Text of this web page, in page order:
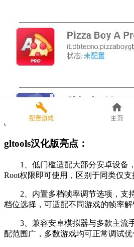
gltools汉化版亮点：
1、低门槛适配大部分安卓设备
Root权限即可使用，区别于同类仅支
2、内置多档帧率调节选项，支持
档位选择，可适配不同游戏的帧率解
3、兼容安卓模拟器与多款主流
配范围广，多数游戏均可正常调试优